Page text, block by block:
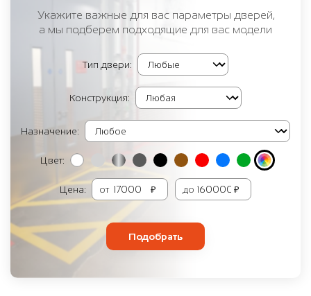
Укажите важные для вас параметры дверей,
а мы подберем подходящие для вас модели
Тип двери:
Конструкция:
Назначение:
Цвет:
Цена: от ₽ до ₽
Подобрать